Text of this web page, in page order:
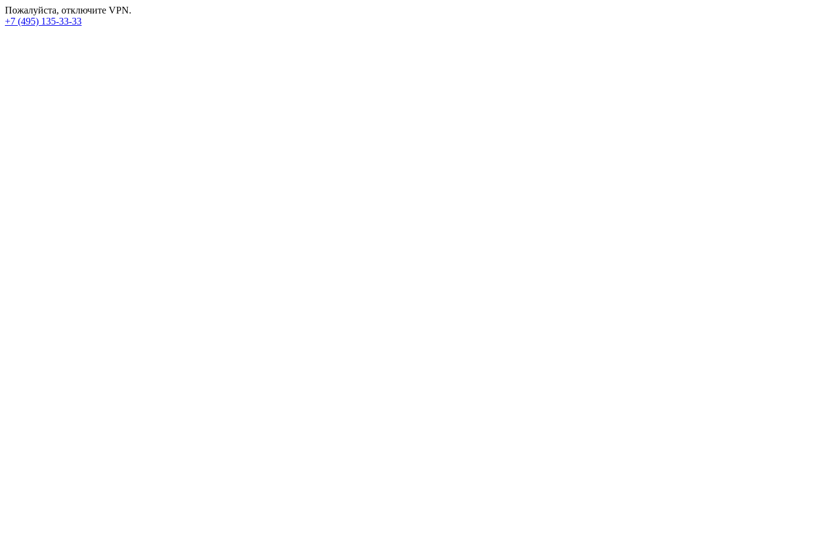
Пожалуйста, отключите VPN.
+7 (495) 135-33-33